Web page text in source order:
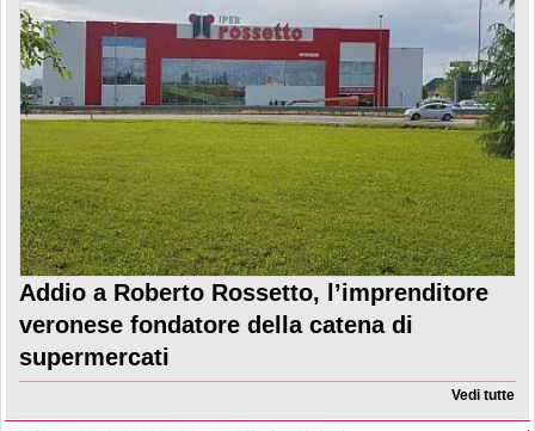
Addio a Roberto Rossetto, l’imprenditore
veronese fondatore della catena di
supermercati
Vedi tutte